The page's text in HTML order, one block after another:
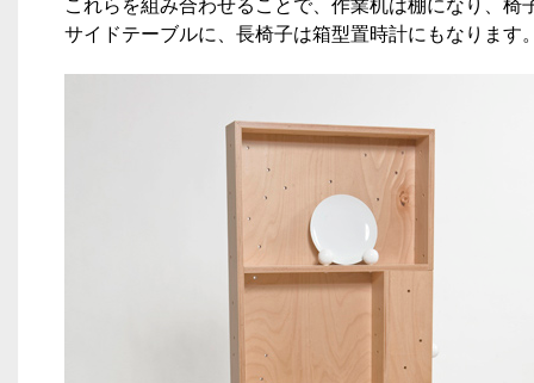
これらを組み合わせることで、作業机は棚になり、椅
サイドテーブルに、長椅子は箱型置時計にもなります